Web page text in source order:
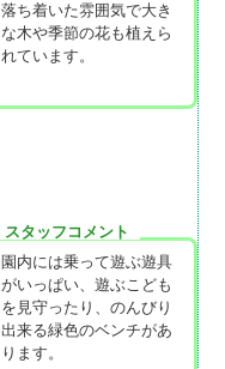
落ち着いた雰囲気で大き
な木や季節の花も植えら
れています。
スタッフコメント
園内には乗って遊ぶ遊具
がいっぱい、遊ぶこども
を見守ったり、のんびり
出来る緑色のベンチがあ
ります。